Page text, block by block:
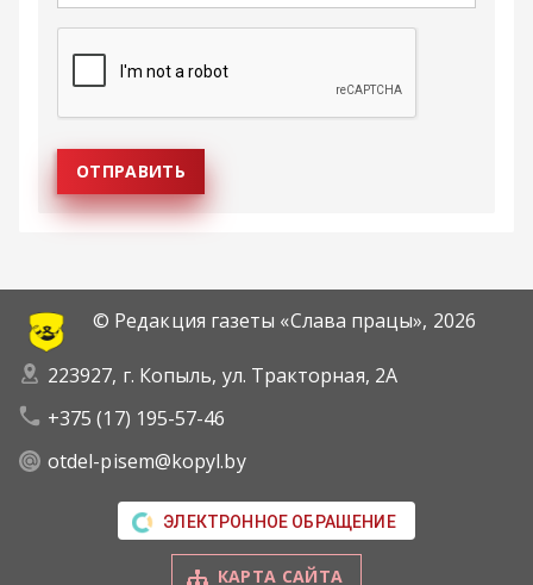
© Редакция газеты «Слава працы», 2026
223927, г. Копыль, ул. Тракторная, 2А
+375 (17) 195-57-46
otdel-pisem@kopyl.by
ЭЛЕКТРОННОЕ ОБРАЩЕНИЕ
КАРТА САЙТА